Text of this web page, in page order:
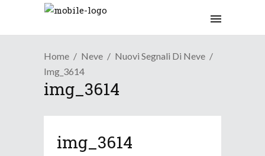
Home Neve
Nuovi Segnali Di Neve
Img_3614
img_3614
img_3614